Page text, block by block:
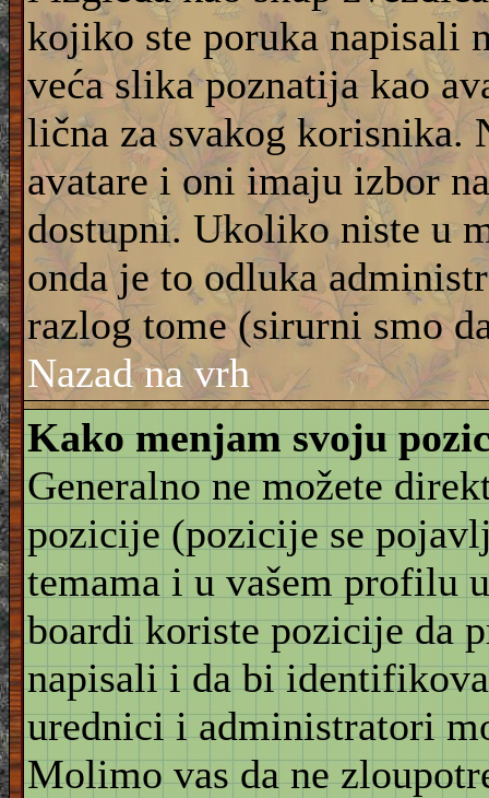
kojiko ste poruka napisali
veća slika poznatija kao
lična za svakog korisnika.
avatare i oni imaju izbor
dostupni. Ukoliko niste u
onda je to odluka
razlog tome (sirurni smo
Nazad na vrh
Kako menjam svoju
Generalno ne možete
pozicije (pozicije se
temama i u vašem profilu
boardi koriste pozicije da
napisali i da bi
urednici i administratori
Molimo vas da ne